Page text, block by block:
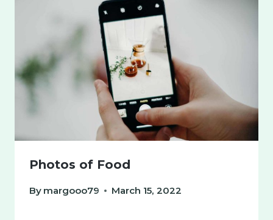
Photos of Food
By margooo79 March 15, 2022